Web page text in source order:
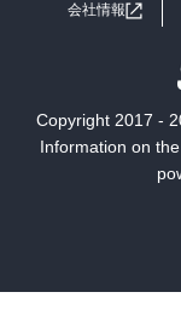
ミステリー
会社情報
Copyright 2017 -
Information on